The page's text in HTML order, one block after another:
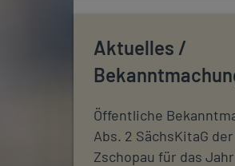
Aktuelles /
Öffentliche
Abs. 2 SächsKitaG
Zschopau für das